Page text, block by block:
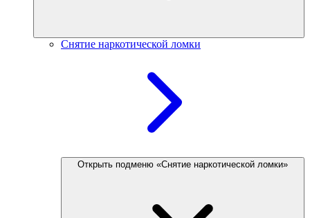
Снятие наркотической ломки
Открыть подменю «Снятие наркотической ломки»